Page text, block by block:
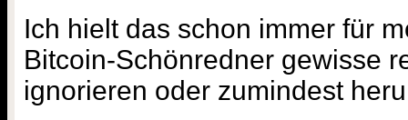
Ich hielt das schon immer für
Bitcoin-Schönredner gewisse
ignorieren oder zumindest